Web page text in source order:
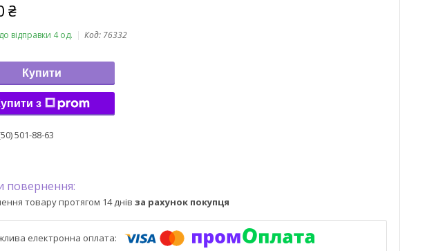
₴
відправки 4 од. Код: 76332
Купити
з
501-88-63
товару протягом 14 днів за рахунок покупця